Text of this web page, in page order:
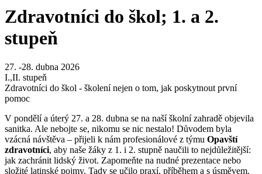
Zdravotníci do škol; 1. a 2.
stupeň
27. -28. dubna 2026
I.,II. stupeň
Zdravotníci do škol - školení nejen o tom, jak poskytnout první
pomoc
V pondělí a úterý 27. a 28. dubna se na naší školní zahradě objevila
sanitka. Ale nebojte se, nikomu se nic nestalo! Důvodem byla
vzácná návštěva – přijeli k nám profesionálové z týmu Opavští
zdravotníci, aby naše žáky z 1. i 2. stupně naučili to nejdůležitější:
jak zachránit lidský život. Zapomeňte na nudné prezentace nebo
složité latinské pojmy. Tady se učilo praxí, příběhem a s úsměvem.